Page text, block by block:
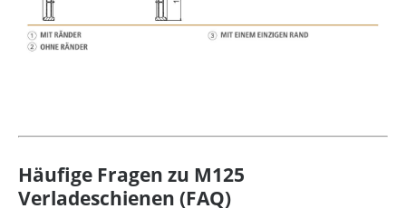
Häufige Fragen zu M125
Verladeschienen (FAQ)